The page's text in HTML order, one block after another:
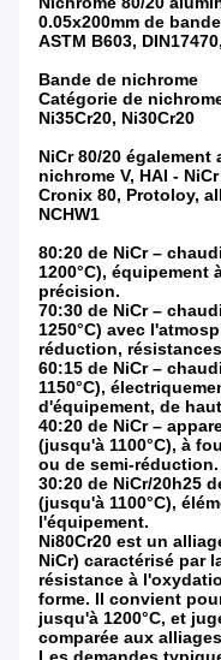
0.05x200mm de
ASTM B603,
Bande de nichrome
Catégorie de
Ni35Cr20, Ni30Cr20
NiCr 80/20 également
nichrome V, HAI -
Cronix 80, Protoloy,
NCHW1
80:20 de NiCr –
1200°C), équipement
précision.
70:30 de NiCr –
1250°C) avec
réduction,
60:15 de NiCr –
1150°C),
d'équipement, de
40:20 de NiCr –
(jusqu'à 1100°C), à
ou de semi-réduction.
30:20 de NiCr/20h25
(jusqu'à 1100°C),
l'équipement.
Ni80Cr20 est un
NiCr) caractérisé par
résistance à
forme. Il convient
jusqu'à 1200°C, et
comparée aux